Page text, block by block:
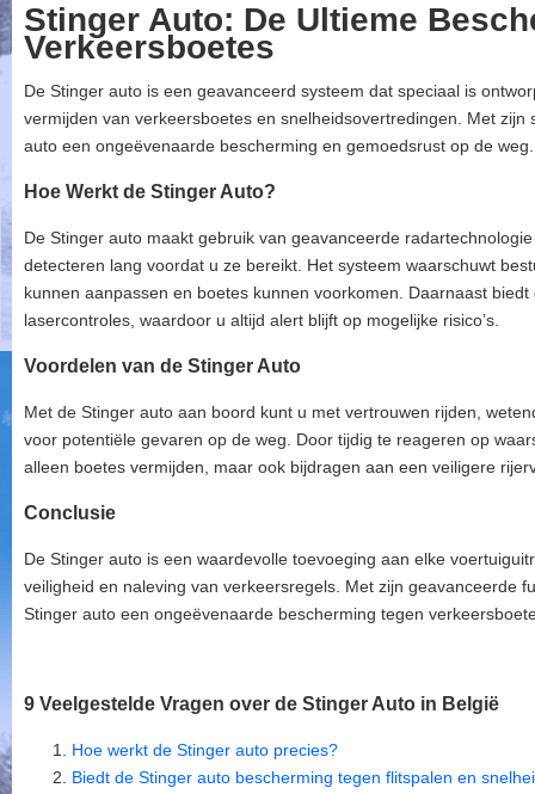
Stinger Auto: De Ultieme
Verkeersboetes
De Stinger auto is een geavanceerd systeem dat speciaal is
vermijden van verkeersboetes en snelheidsovertredingen. Met
auto een ongeëvenaarde bescherming en gemoedsrust op de weg.
Hoe Werkt de Stinger Auto?
De Stinger auto maakt gebruik van geavanceerde
detecteren lang voordat u ze bereikt. Het systeem waarschuwt
kunnen aanpassen en boetes kunnen voorkomen. Daarnaast
lasercontroles, waardoor u altijd alert blijft op mogelijke risico’s.
Voordelen van de Stinger Auto
Met de Stinger auto aan boord kunt u met vertrouwen rijden,
voor potentiële gevaren op de weg. Door tijdig te reageren op
alleen boetes vermijden, maar ook bijdragen aan een veiligere
Conclusie
De Stinger auto is een waardevolle toevoeging aan elke
veiligheid en naleving van verkeersregels. Met zijn geavanceerde
Stinger auto een ongeëvenaarde bescherming tegen
9 Veelgestelde Vragen over de Stinger Auto in België
Hoe werkt de Stinger auto precies?
Biedt de Stinger auto bescherming tegen flitspalen en